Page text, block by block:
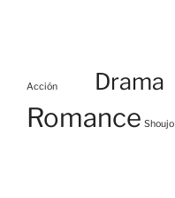
Acción Drama
Romance Shoujo